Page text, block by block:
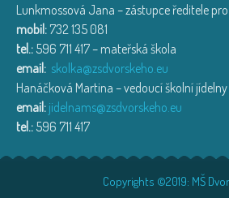
Lunkmossová Jana – zástupce ředitele
mobil: 732 135 081
tel.: 596 711 417 – mateřská škola
email: skolka@zsdvorskeho.eu
Hanáčková Martina – vedoucí školní jídelny
email: jidelnams@zsdvorskeho.eu
tel.: 596 711 417
Copyrights ©2019: MŠ